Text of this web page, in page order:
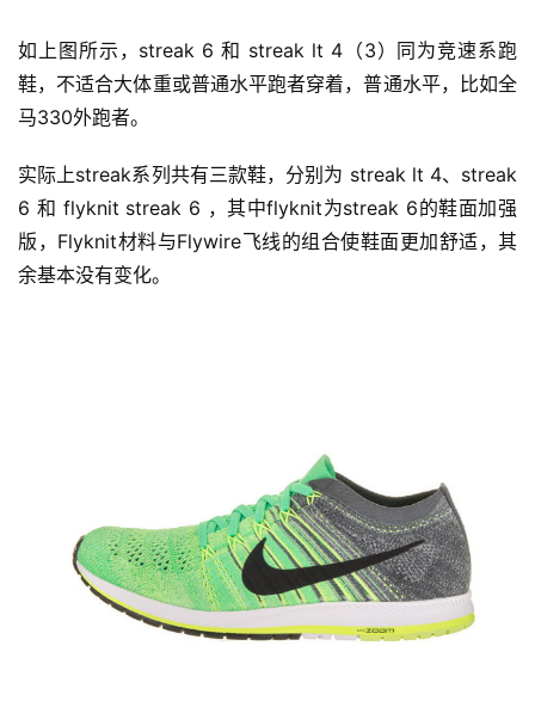
如上图所示，streak 6 和 streak lt 4（3）同为竞速系跑
鞋，不适合大体重或普通水平跑者穿着，普通水平，比如全
马330外跑者。
实际上streak系列共有三款鞋，分别为 streak lt 4、streak
6 和 flyknit streak 6 ，其中flyknit为streak 6的鞋面加强
版，Flyknit材料与Flywire飞线的组合使鞋面更加舒适，其
余基本没有变化。